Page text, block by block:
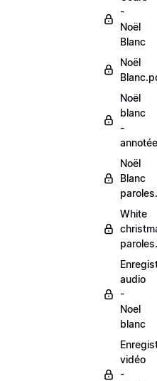
-
Noël
Blanc
Noël
Noël
blanc
-
Noël
Blanc
White
audio
-
Noel
blanc
vidéo
-